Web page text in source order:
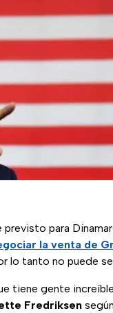
previsto para
la venta de
lo tanto no puede
tiene gente
Fredriksen